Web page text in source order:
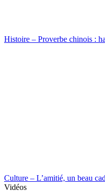
Histoire – Proverbe chinois :
Culture – L’amitié, un beau
Vidéos